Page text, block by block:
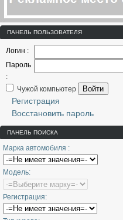
ПАНЕЛЬ ПОЛЬЗОВАТЕЛЯ
Логин :
Пароль
:
Чужой компьютер
Войти
Регистрация
Восстановить пароль
ПАНЕЛЬ ПОИСКА
Марка автомобиля :
Модель:
Регистрация: